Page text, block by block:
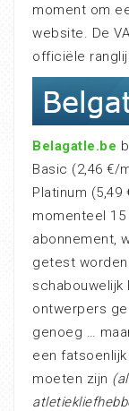
moment om
website. De
officiële
Belagatle.be
Basic (2,46 €/
Platinum (5,49
momenteel
abonnement,
getest
schabouwelijk
ontwerpers
genoeg …
een
moeten zijn